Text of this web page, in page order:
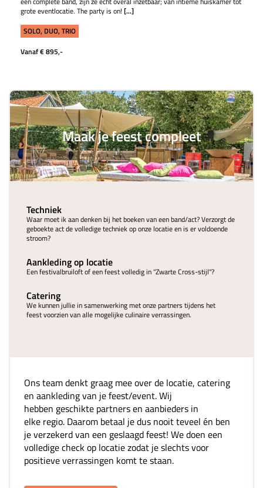
grote eventlocatie. The party is on! [...]
SOLO, DUO, TRIO
Vanaf € 895,-
Maak je feest compleet
Techniek
Waar moet ik aan denken bij het boeken van een band/act? Verzorgt de
geboekte act de volledige techniek op onze locatie en is er voldoende
stroom?
Aankleding op locatie
Een festivalbruiloft of een feest volledig in "Zwarte Cross-stijl"?
Catering
We kunnen jullie in samenwerking met onze partners tijdens het
feest voorzien van alle mogelijke culinaire verrassingen.
Ons team denkt graag mee over de locatie, catering
en aankleding van je feest/event. Wij
hebben geschikte partners en aanbieders in
elke regio. Daarom betaal je dus nooit teveel én ben
je verzekerd van een geslaagd feest! We doen een
volledige check op locatie zodat je slechts voor
positieve verrassingen komt te staan.